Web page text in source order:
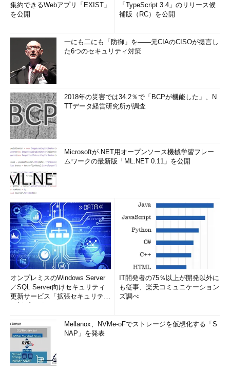
集約できるWebアプリ「EXIST」
を公開
「TypeScript 3.4」のリリース候
補版（RC）を公開
一にも二にも「防御」を――元CIAのCISOが提言し
た6つのセキュリティ対策
2018年の災害では34.2％で「BCPが機能した」、N
TTデータ経営研究所が調査
Microsoftが.NET用オープンソース機械学習フレー
ムワークの最新版「ML.NET 0.11」を公開
オンプレミスのWindows Server
／SQL Server向けセキュリティ
更新サービス「拡張セキュリティ
IT開発者の75％以上が開発以外に
も従事、楽天コミュニケーション
ズ調べ
Mellanox、NVMe-oFでストレージを仮想化する「S
NAP」を発表